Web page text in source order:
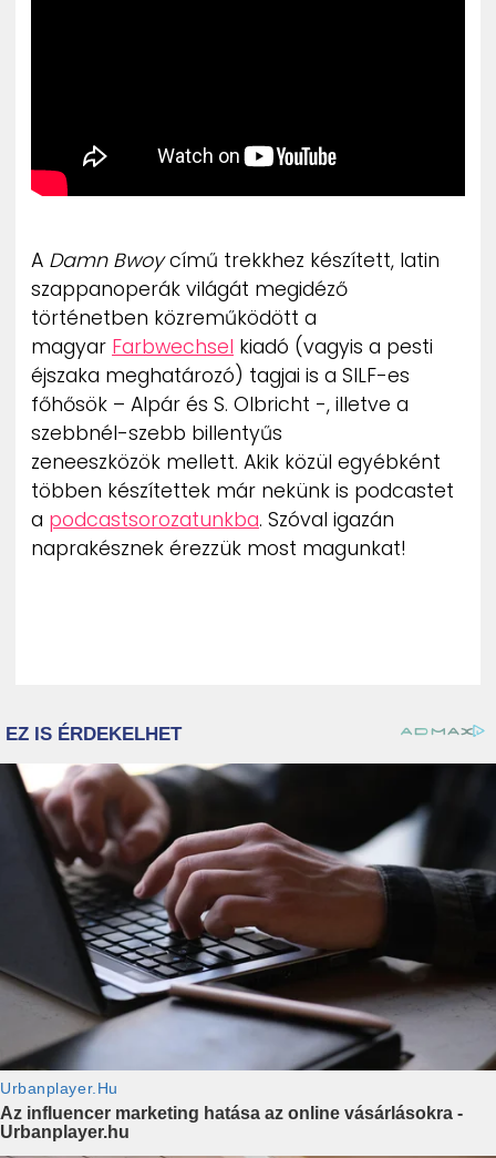
ADATKEZELÉSI TÁJÉKOZTATÓ
A Damn Bwoycímű trekkhez készített, latin
szappanoperák világát megidéző
történetben közreműködött a
magyar Farbwechsel kiadó (vagyis a pesti
éjszaka meghatározó) tagjai is a SILF-es
főhősök – Alpár és S. Olbricht -, illetve a
szebbnél-szebb billentyűs
zeneeszközök mellett. Akik közül egyébként
többen készítettek már nekünk is podcastet
a podcastsorozatunkba. Szóval igazán
naprakésznek érezzük most magunkat!